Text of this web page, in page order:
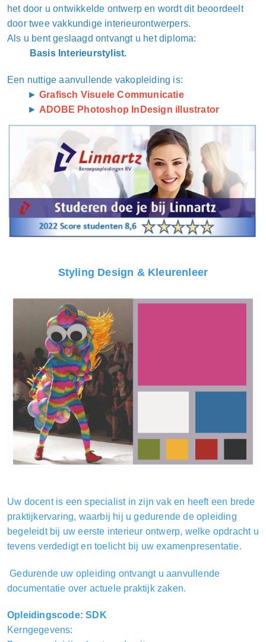
het door u ontwikkelde ontwerp en wordt dit beoordeelt
door twee vakkundige interieurontwerpers.
Als u bent geslaagd ontvangt u het diploma:
Basis Interieurstylist.
Een nuttige aanvullende vakopleiding is:
► Grafisch Visuele Communicatie
► ADOBE Photoshop InDesign illustrator
Styling Design & Kleurenleer
Uw docent is een specialist in zijn vak en heeft een brede
praktijkervaring, waarbij hij u gedurende de opleiding
begeleidt bij uw eerste interieur ontwerp, welke opdracht u
tevens verdedigt en toelicht bij uw examenpresentatie.
Gedurende uw opleiding ontvangt u aanvullende
documentatie over actuele praktijk zaken.
Opleidingscode: SDK
Kerngegevens: